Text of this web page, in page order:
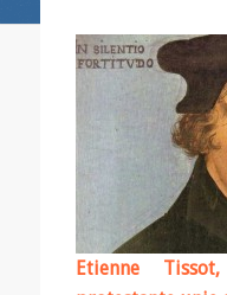
Etienne